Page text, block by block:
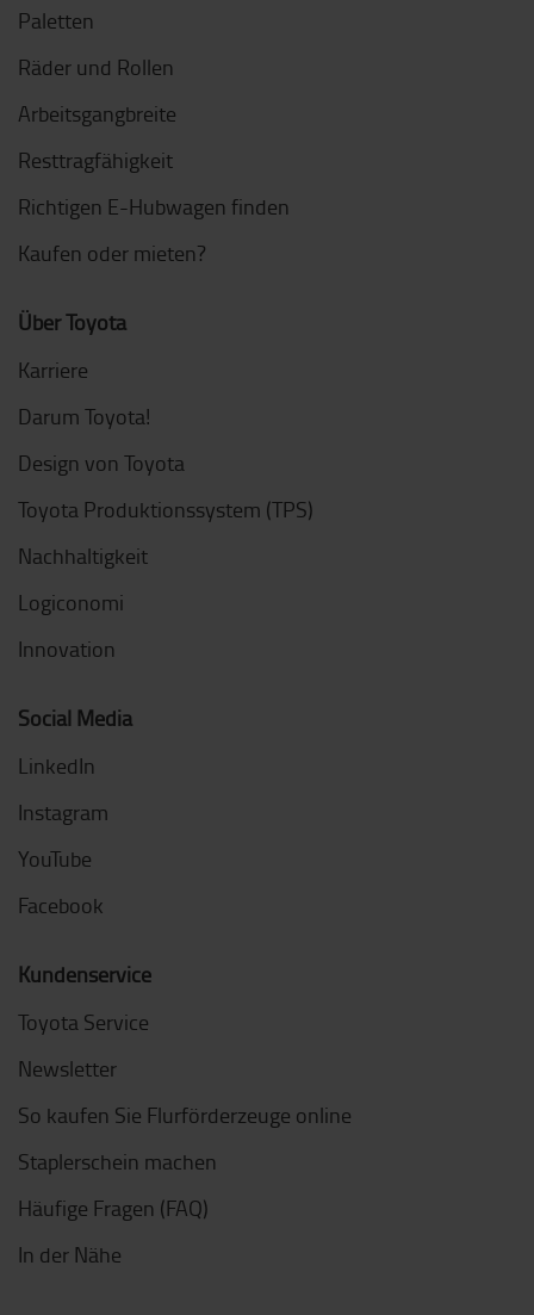
Paletten
Räder und Rollen
Arbeitsgangbreite
Resttragfähigkeit
Richtigen E-Hubwagen finden
Kaufen oder mieten?
Über Toyota
Karriere
Darum Toyota!
Design von Toyota
Toyota Produktionssystem (TPS)
Nachhaltigkeit
Logiconomi
Innovation
Social Media
LinkedIn
Instagram
YouTube
Facebook
Kundenservice
Toyota Service
Newsletter
So kaufen Sie Flurförderzeuge online
Staplerschein machen
Häufige Fragen (FAQ)
In der Nähe